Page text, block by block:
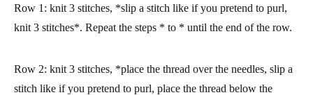
Row 1 : knit 3 stitches, *slip a stitch like if you pretend to purl,
knit 3 stitches*. Repeat the steps * to * until the end of the row.
Row 2: knit 3 stitches, *place the thread over the needles, slip a
stitch like if you pretend to purl, place the thread below the